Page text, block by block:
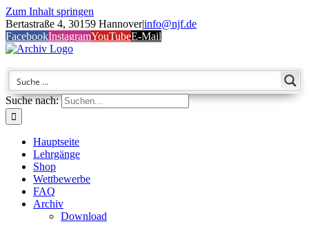
Zum Inhalt springen
Bertastraße 4, 30159 Hannover|info@njf.de
FacebookInstagramYouTubeE-Mail
Suche nach:
Hauptseite
Lehrgänge
Shop
Wettbewerbe
FAQ
Archiv
Download